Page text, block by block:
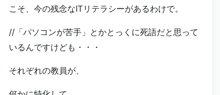
こそ、今の残念なITリテラシーがあるわけで。
//「パソコンが苦手」とかとっくに死語だと思って
いるんですけども・・・
それぞれの教員が、